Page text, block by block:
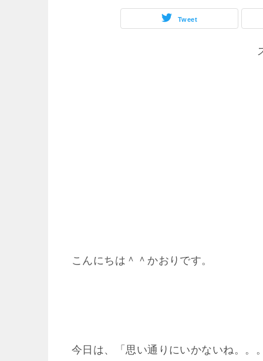
Tweet
こんにちは＾＾かおりです。
今日は、「思い通りにいかないね。。